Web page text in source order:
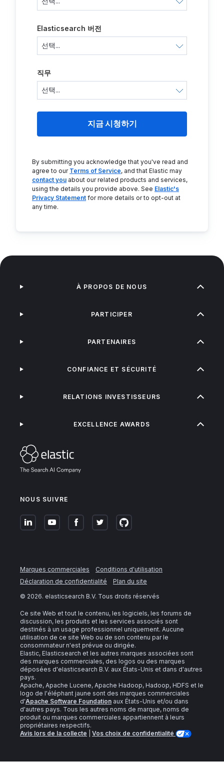
Elasticsearch 버전
직무
지금 시청하기
By submitting you acknowledge that you've read and
agree to our Terms of Service, and that Elastic may
contact you about our related products and services,
using the details you provide above. See Elastic's
Privacy Statement for more details or to opt-out at
any time.
NOUS SUIVRE
À PROPOS DE NOUS
PARTICIPER
PARTENAIRES
CONFIANCE ET SÉCURITÉ
RELATIONS INVESTISSEURS
EXCELLENCE AWARDS
Marques commerciales
Conditions d'utilisation
Déclaration de confidentialité
Plan du site
© 2026. elasticsearch B.V. Tous droits réservés
Ce site Web et tout le contenu, les logiciels, les forums de
discussion, les produits et les services associés sont
destinés à un usage professionnel uniquement. Aucune
utilisation de ce site Web ou de son contenu par le
consommateur n'est prévue ou dirigée.
Elastic, Elasticsearch et les autres marques associées sont
des marques commerciales, des logos ou des marques
déposées d'elasticsearch B.V. aux États-Unis et dans d'autres
pays.
Apache, Apache Lucene, Apache Hadoop, Hadoop, HDFS et le
logo de l'éléphant jaune sont des marques commerciales
d'Apache Software Foundation aux États-Unis et/ou dans
d'autres pays. Tous les autres noms de marque, noms de
produit ou marques commerciales appartiennent à leurs
propriétaires respectifs.
Avis lors de la collecte
Vos choix de confidentialité